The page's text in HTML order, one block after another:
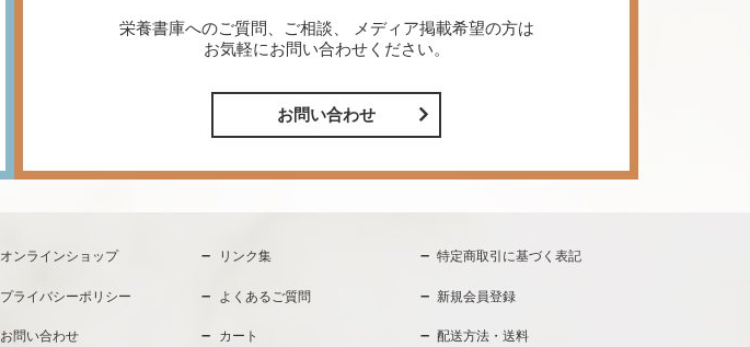
栄養書庫へのご質問、ご相談、
メディア掲載希望の方は
お気軽にお問い合わせください。
お問い合わせ
オンラインショップ リンク集 特定商取引に基づく表記
プライバシーポリシー よくあるご質問 新規会員登録
お問い合わせ カート 配送方法・送料